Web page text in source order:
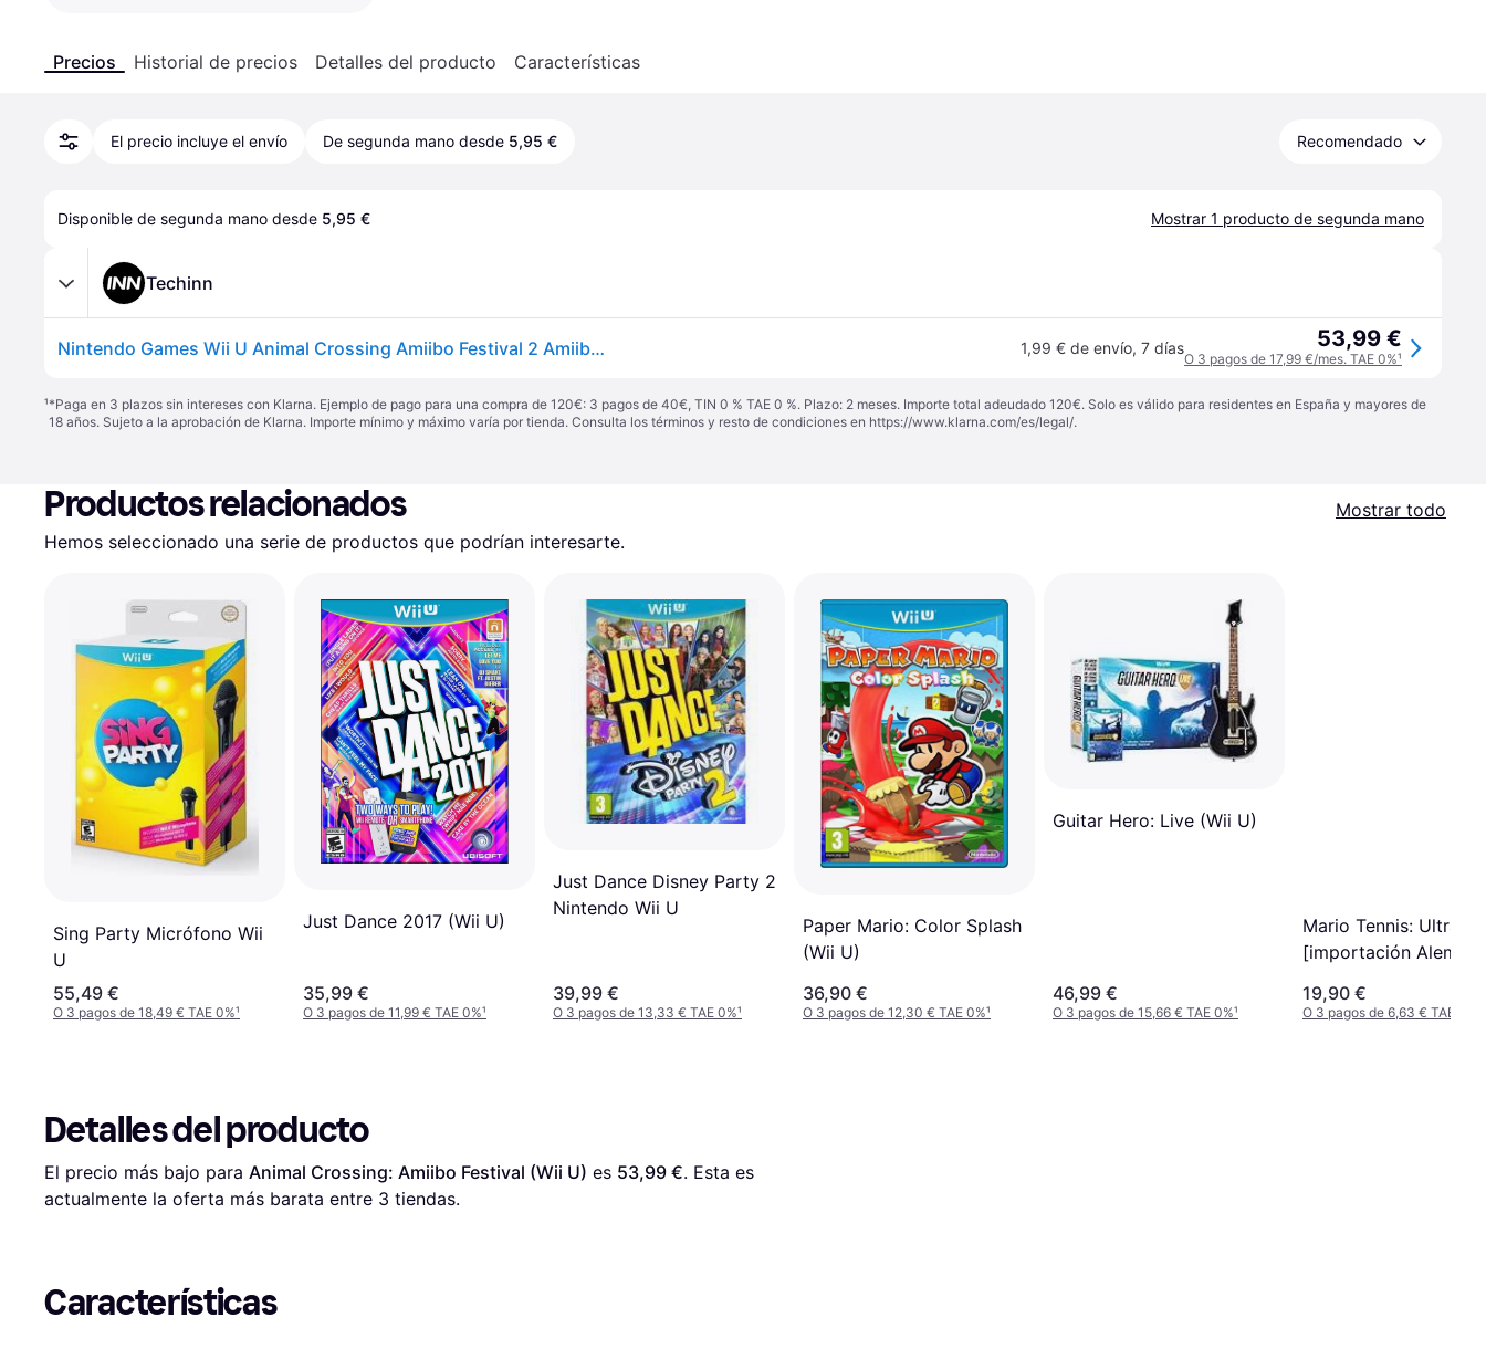
Precios Historial de precios Detalles del producto Características
El precio incluye el envío De segunda mano desde 5,95 € Recomendado
Disponible de segunda mano desde 5,95 € Mostrar 1 producto de segunda mano
Techinn
Nintendo Games Wii U Animal Crossing Amiibo Festival 2 Amiibo Figures + 3 Amiibo Cards Multicolor PAL 1,99 € de envío, 7 días 53,99 €
O 3 pagos de 17,99 €/mes. TAE 0%¹
¹*Paga en 3 plazos sin intereses con Klarna. Ejemplo de pago para una compra de 120€: 3 pagos de 40€, TIN 0 % TAE 0 %. Plazo: 2 meses. Importe total adeudado 120€. Solo es válido para residentes en España y mayores de
18 años. Sujeto a la aprobación de Klarna. Importe mínimo y máximo varía por tienda. Consulta los términos y resto de condiciones en https://www.klarna.com/es/legal/.
Productos relacionados
Mostrar todo
Hemos seleccionado una serie de productos que podrían interesarte.
Sing Party Micrófono Wii
U
55,49 €
O 3 pagos de 18,49 € TAE 0%¹
Just Dance 2017 (Wii U)
35,99 €
O 3 pagos de 11,99 € TAE 0%¹
Just Dance Disney Party 2
Nintendo Wii U
39,99 €
O 3 pagos de 13,33 € TAE 0%¹
Paper Mario: Color Splash
(Wii U)
36,90 €
O 3 pagos de 12,30 € TAE 0%¹
Guitar Hero: Live (Wii U)
46,99 €
O 3 pagos de 15,66 € TAE 0%¹
Mario Tennis: Ultra
[importación
19,90 €
O 3 pagos de 6,63 € TAE 0%
Detalles del producto
El precio más bajo para Animal Crossing: Amiibo Festival (Wii U) es 53,99 €. Esta es
actualmente la oferta más barata entre 3 tiendas.
Características